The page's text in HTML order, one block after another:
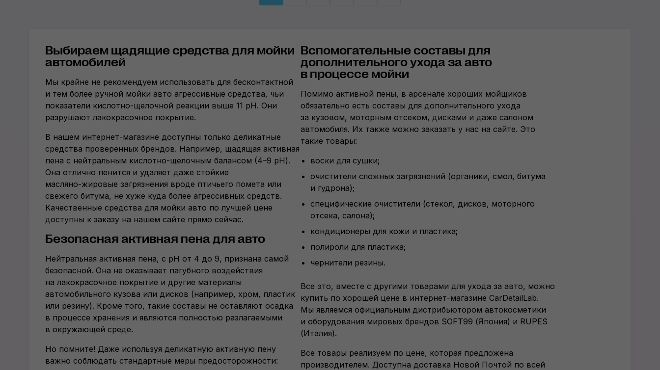
Выбираем щадящие средства для мойки
автомобилей
Мы крайне не рекомендуем использовать для бесконтактной
и тем более ручной мойки авто агрессивные средства, чьи
показатели кислотно-щелочной реакции выше 11 pH. Они
разрушают лакокрасочное покрытие.
В нашем интернет-магазине доступны только деликатные
средства проверенных брендов. Например, щадящая активная
пена с нейтральным кислотно-щелочным балансом (4–9 pH).
Она отлично пенится и удаляет даже стойкие
масляно-жировые загрязнения вроде птичьего помета или
свежего битума, не хуже куда более агрессивных средств.
Качественные средства для мойки авто по лучшей цене
доступны к заказу на нашем сайте прямо сейчас.
Безопасная активная пена для авто
Нейтральная активная пена, с pH от 4 до 9, признана самой
безопасной. Она не оказывает пагубного воздействия
на лакокрасочное покрытие и другие материалы
автомобильного кузова или дисков (например, хром, пластик
или резину). Кроме того, такие составы не оставляют осадка
в процессе хранения и являются полностью разлагаемыми
в окружающей среде.
Но помните! Даже используя деликатную активную пену
важно соблюдать стандартные меры предосторожности:
Вспомогательные составы для
дополнительного ухода за авто
в процессе мойки
Помимо активной пены, в арсенале хороших мойщиков
обязательно есть составы для дополнительного ухода
за кузовом, моторным отсеком, дисками и даже салоном
автомобиля. Их также можно заказать у нас на сайте. Это
такие товары:
воски для сушки;
очистители сложных загрязнений (органики, смол, битума
и гудрона);
специфические очистители (стекол, дисков, моторного
отсека, салона);
кондиционеры для кожи и пластика;
полироли для пластика;
чернители резины.
Все это, вместе с другими товарами для ухода за авто, можно
купить по хорошей цене в интернет-магазине CarDetailLab.
Мы являемся официальным дистрибьютором автокосметики
и оборудования мировых брендов SOFT99 (Япония) и RUPES
(Италия).
Все товары реализуем по цене, которая предложена
производителем. Доступна доставка Новой Почтой по всей